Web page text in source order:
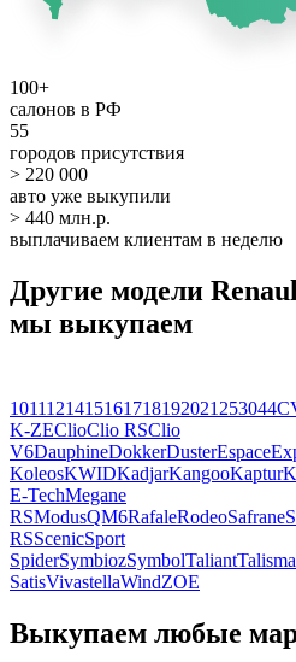
100+
салонов в РФ
55
городов присутствия
> 220 000
авто уже выкупили
> 440 млн.р.
выплачиваем клиентам в неделю
Другие модели
мы выкупаем
1011121415161718192021 25304
K-ZEClioClio RSClio
V6DauphineDokkerDusterEspace
KoleosKWIDKadjarKangooKaptur
E-TechMegane
RSModusQM6RafaleRodeoSafrane
RSScenicSport
SpiderSymbiozSymbolTaliant
SatisVivastellaWindZOE
Выкупаем любые